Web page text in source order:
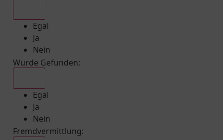
Egal
Ja
Nein
Wurde Gefunden:
Egal
Ja
Nein
Fremdvermittlung: